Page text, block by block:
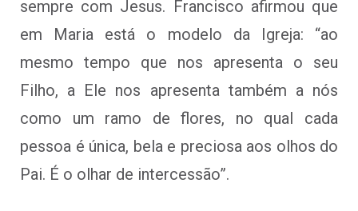
sempre com Jesus. Francisco afirmou que
em Maria está o modelo da Igreja: “ao
mesmo tempo que nos apresenta o seu
Filho, a Ele nos apresenta também a nós
como um ramo de flores, no qual cada
pessoa é única, bela e preciosa aos olhos do
Pai. É o olhar de intercessão”.